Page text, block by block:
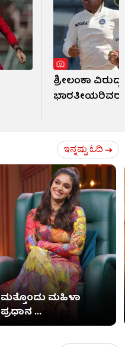
ಶ್ರೀಲಂಕಾ
ಭಾರತೀಯರಿವರು
ಇನ್ನಷ್ಟು ಓದಿ
ಮತ್ತೊಂದು ಮಹಿಳಾ
ಪ್ರಧಾನ ...